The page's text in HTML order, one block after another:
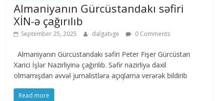
Almaniyanın Gürcüstandakı səfiri
XİN-ə çağırılıb
September 25, 2025 dalgatvge 0 Comments
Almaniyanın Gürcüstandakı səfiri Peter Fişer Gürcüstan
Xarici İşlər Nazirliyinə çağırılıb. Səfir nazirliyə daxil
olmamışdan əvvəl jurnalistlərə açıqlama verərək bildirib
Read more